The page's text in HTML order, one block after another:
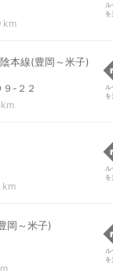
km
ル
を
本線(豊岡～米子)
９-２２
km
ル
を
km
ル
を
岡～米子)
ル
を